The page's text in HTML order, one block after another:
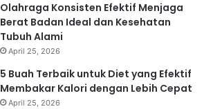
Olahraga Konsisten Efektif Menjaga
Berat Badan Ideal dan Kesehatan
Tubuh Alami
April 25, 2026
5 Buah Terbaik untuk Diet yang Efektif
Membakar Kalori dengan Lebih Cepat
April 25, 2026